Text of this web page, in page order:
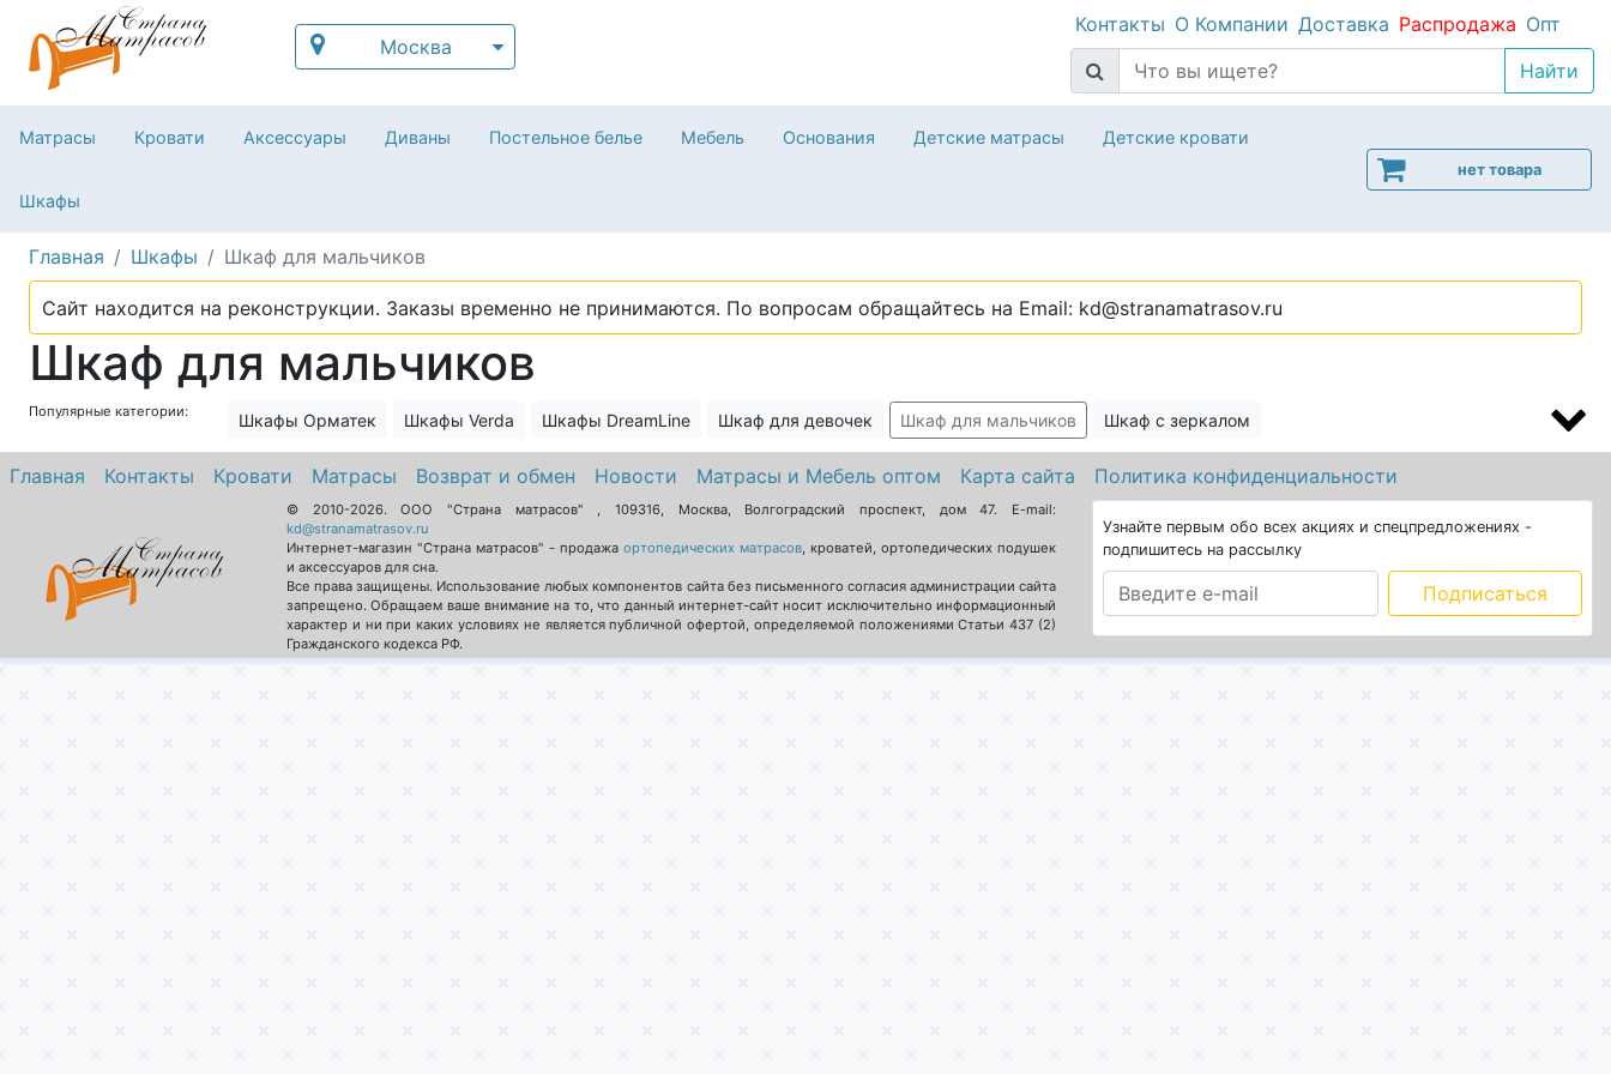
Москва
Контакты О Компании Доставка Распродажа Опт
Матрасы Кровати Аксессуары Диваны Постельное белье Мебель Основания Детские матрасы Детские кровати
Шкафы
нет товара
Главная Шкафы Шкаф для мальчиков
Сайт находится на реконструкции. Заказы временно не принимаются. По вопросам обращайтесь на Email: kd@stranamatrasov.ru
Шкаф для мальчиков
Популярные категории: Шкафы Орматек Шкафы Verda Шкафы DreamLine Шкаф для девочек Шкаф для мальчиков Шкаф с зеркалом
Главная Контакты Кровати Матрасы Возврат и обмен Новости Матрасы и Мебель оптом Карта сайта Политика конфиденциальности
© 2010-2026.ООО "Страна матрасов" ,109316, Москва, Волгоградский проспект, дом 47. E-mail:
kd@stranamatrasov.ru
Интернет-магазин "Страна матрасов" - продажа ортопедических матрасов, кроватей, ортопедических подушек
и аксессуаров для сна.
Все права защищены. Использование любых компонентов сайта без письменного согласия администрации сайта
запрещено. Обращаем ваше внимание на то, что данный интернет-сайт носит исключительно информационный
характер и ни при каких условиях не является публичной офертой, определяемой положениями Статьи 437 (2)
Гражданского кодекса РФ.
Узнайте первым обо всех акциях и спецпредложениях -
подпишитесь на рассылку